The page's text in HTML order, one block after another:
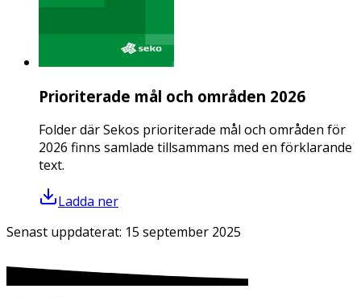
Prioriterade mål och områden 2026
Folder där Sekos prioriterade mål och områden för
2026 finns samlade tillsammans med en förklarande
text.
Ladda ner
Senast uppdaterat: 15 september 2025